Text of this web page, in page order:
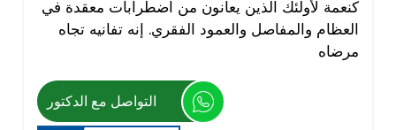
كنعمة لأولئك الذين يعانون من اضطرابات معقدة في
العظام والمفاصل والعمود الفقري. إنه تفانيه تجاه
مرضاه
التواصل مع الدكتور